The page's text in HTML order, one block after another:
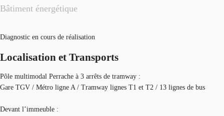
Bâtiment énergétique
Diagnostic en cours de réalisation
Localisation et Transports
Pôle multimodal Perrache à 3 arrêts de tramway :
Gare TGV / Métro ligne A / Tramway lignes T1 et T2 / 13 lignes de bus
Devant l’immeuble :